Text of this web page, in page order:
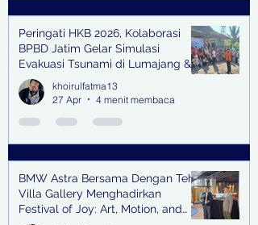
Peringati HKB 2026, Kolaborasi
BPBD Jatim Gelar Simulasi
Evakuasi Tsunami di Lumajang &
Trenggalek
khoirulfatma13
27 Apr
4 menit membaca
BMW Astra Bersama Dengan Teh
Villa Gallery Menghadirkan
Festival of Joy: Art, Motion, and